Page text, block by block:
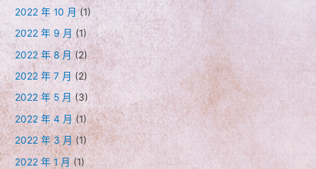
2022 年 10 月 (1)
2022 年 9 月 (1)
2022 年 8 月(2)
2022 年 7 月 (2)
2022 年 5 月(3)
2022 年 4 月 (1)
2022 年 3 月(1)
2022 年 1 月 (1)